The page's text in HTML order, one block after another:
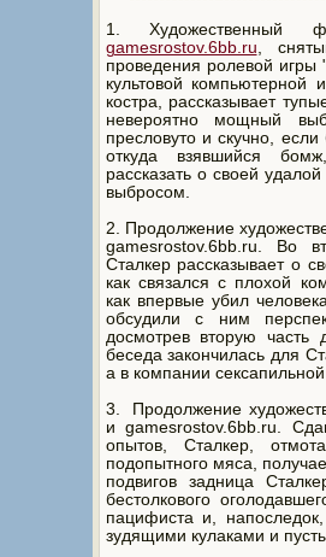
1.
gamesrostov.6bb.ru,
проведения ролевой
культовой компьютерной
костра, рассказывает
невероятно мощный
пресловуто и скучно,
откуда взявшийся
рассказать о своей
выбросом.
2. Продолжение
gamesrostov.6bb.ru. Во
Сталкер рассказывает о
как связался с плохой
как впервые убил
обсудили с ним
досмотрев вторую
беседа закончилась для
а в компании
3. Продолжение
и gamesrostov.6bb.ru.
опытов, Сталкер,
подопытного мяса,
подвигов задница
бестолкового
пацифиста и,
зудящими кулаками и